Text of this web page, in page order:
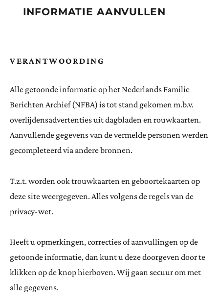
INFORMATIE AANVULLEN
VERANTWOORDING
Alle getoonde informatie op het Nederlands Familie
Berichten Archief (NFBA) is tot stand gekomen m.b.v.
overlijdensadvertenties uit dagbladen en rouwkaarten.
Aanvullende gegevens van de vermelde personen werden
gecompleteerd via andere bronnen.
T.z.t. worden ook trouwkaarten en geboortekaarten op
deze site weergegeven. Alles volgens de regels van de
privacy-wet.
Heeft u opmerkingen, correcties of aanvullingen op de
getoonde informatie, dan kunt u deze doorgeven door te
klikken op de knop hierboven. Wij gaan secuur om met
alle gegevens.